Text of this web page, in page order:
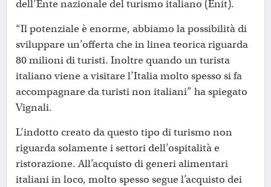
dell’Ente nazionale del turismo italiano (Enit).
“Il potenziale è enorme, abbiamo la possibilità di
sviluppare un’offerta che in linea teorica riguarda
80 milioni di turisti. Inoltre quando un turista
italiano viene a visitare l’Italia molto spesso si fa
accompagnare da turisti non italiani” ha spiegato
Vignali.
L’indotto creato da questo tipo di turismo non
riguarda solamente i settori dell’ospitalità e
ristorazione. All’acquisto di generi alimentari
italiani in loco, molto spesso segue l’acquisto dei